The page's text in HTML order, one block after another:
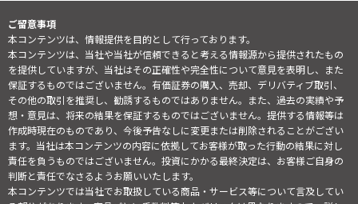
ご留意事項
本コンテンツは、情報提供を目的として行っております。
本コンテンツは、当社や当社が信頼できると考える情報源から提供されたもの
を提供していますが、当社はその正確性や完全性について意見を表明し、また
保証するものではございません。有価証券の購入、売却、デリバティブ取引、
その他の取引を推奨し、勧誘するものではありません。また、過去の実績や予
想・意見は、将来の結果を保証するものではございません。提供する情報等は
作成時現在のものであり、今後予告なしに変更または削除されることがござい
ます。当社は本コンテンツの内容に依拠してお客様が取った行動の結果に対し
責任を負うものではございません。投資にかかる最終決定は、お客様ご自身の
判断と責任でなさるようお願いいたします。
本コンテンツでは当社でお取扱している商品・サービス等について言及してい